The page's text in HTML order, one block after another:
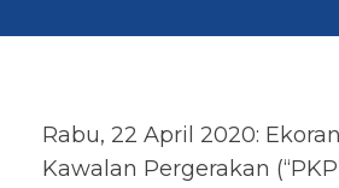
Rabu, 22 April 2020:
Kawalan Pergerakan